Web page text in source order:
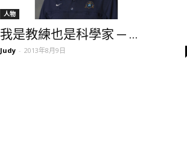
人物
我是教練也是科學家 ─ ...
Judy - 2013年8月9日